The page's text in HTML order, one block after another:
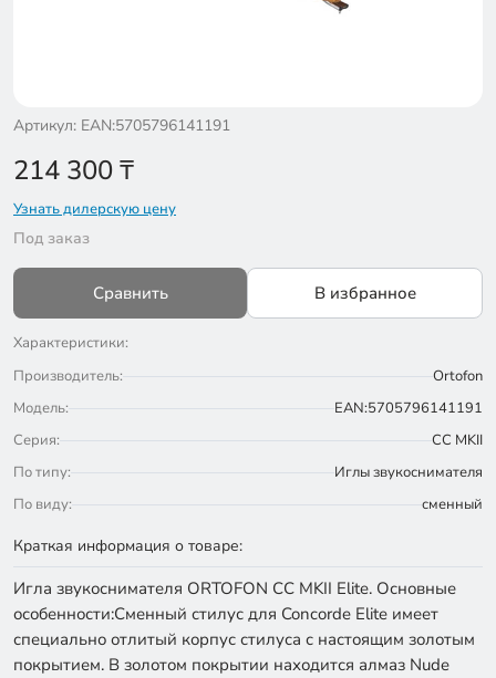
Артикул: EAN:5705796141191
214 300₸
Узнать дилерскую цену
Под заказ
Сравнить В избранное
Характеристики:
Производитель:
Ortofon
Модель:
EAN:5705796141191
Серия:
CС MKII
По типу:
Иглы звукоснимателя
По виду:
сменный
Краткая информация о товаре:
Игла звукоснимателя ORTOFON CС MKII Elite. Основные
особенности:Сменный стилус для Concorde Elite имеет
специально отлитый корпус стилуса с настоящим золотым
покрытием. В золотом покрытии находится алмаз Nude